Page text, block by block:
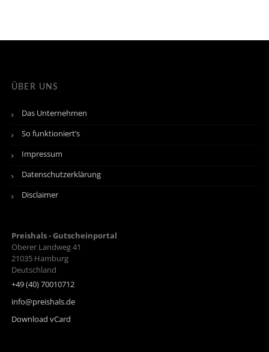
ÜBER UNS
Das Unternehmen
So funktioniert’s
Impressum
Datenschutzerklärung
Disclaimer
Preishals - Gutscheinportal
Oberer Landweg 41
21035 Hamburg
Deutschland
+49 (40) 70010712
info@preishals.de
Download vCard